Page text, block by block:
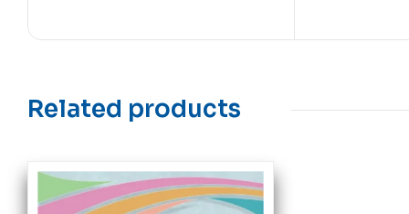
Related products